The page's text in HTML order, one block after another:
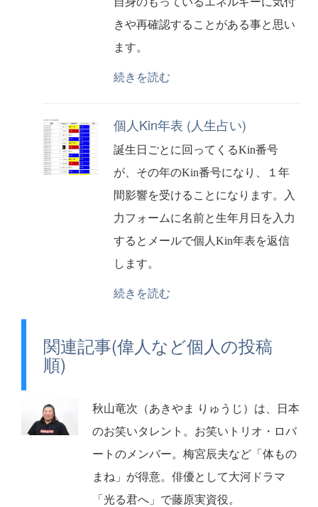
きや再確認することがある事と思い
ます。
続きを読む
個人Kin年表 (人生占い)
誕生日ごとに回ってくるKin番号
が、その年のKin番号になり、１年
間影響を受けることになります。入
力フォームに名前と生年月日を入力
するとメールで個人Kin年表を返信
します。
続きを読む
関連記事(偉人など個人の投稿
順)
秋山竜次（あきやま りゅうじ）は、日本
のお笑いタレント。お笑いトリオ・ロバ
ートのメンバー。梅宮辰夫など「体もの
まね」が得意。俳優として大河ドラマ
「光る君へ」で藤原実資役。